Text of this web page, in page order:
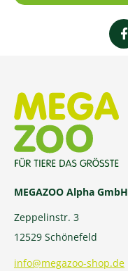
MEGAZOO Alpha GmbH
Zeppelinstr. 3
12529 Schönefeld
info@megazoo-shop.de